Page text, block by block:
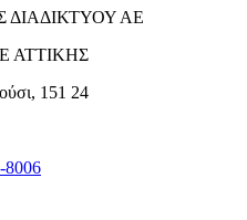
ΔΙΑΔΙΚΤΥΟΥ ΑΕ
ΑΤΤΙΚΗΣ
151 24
8006